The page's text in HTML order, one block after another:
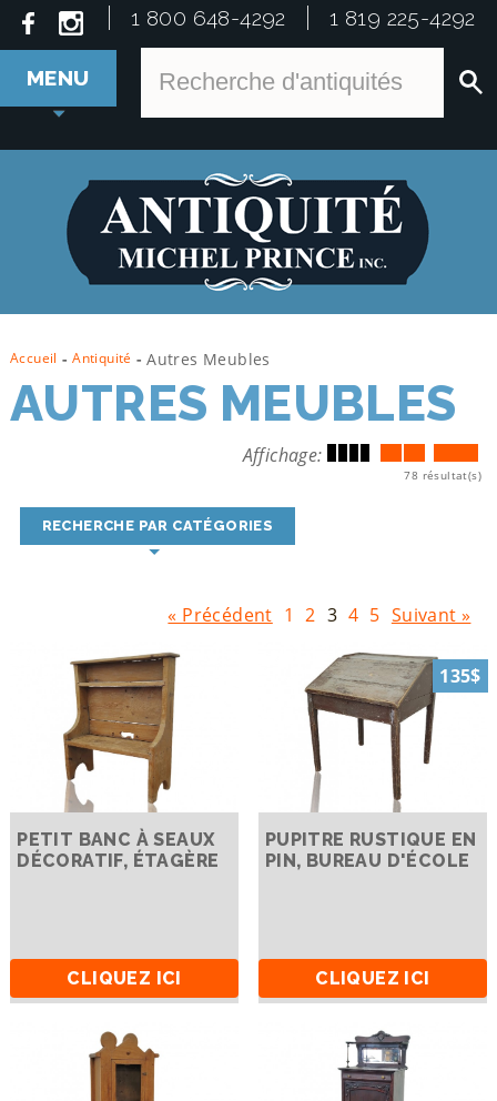
1 800 648-4292 1 819 225-4292
MENU
Accueil - Antiquité - Autres Meubles
AUTRES MEUBLES
Affichage:
78 résultat(s)
RECHERCHE PAR CATÉGORIES
« Précédent 1 2 3 4 5 Suivant »
PETIT BANC À SEAUX
DÉCORATIF, ÉTAGÈRE
CLIQUEZ ICI
135$
PUPITRE RUSTIQUE EN
PIN, BUREAU D'ÉCOLE
CLIQUEZ ICI